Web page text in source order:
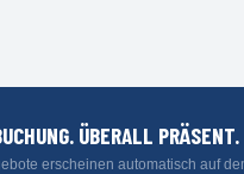
ÜBERALL PRÄSENT.
erscheinen automatisch auf